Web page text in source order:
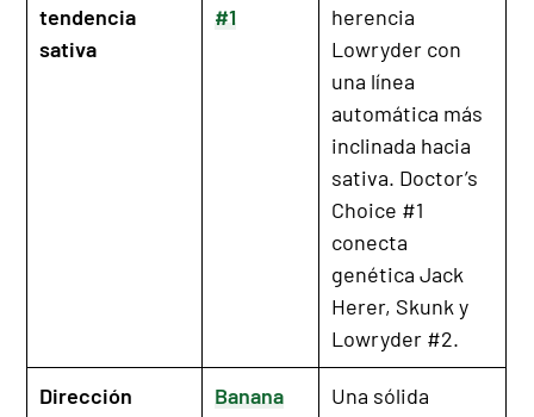
tendencia
sativa
#1
herencia
Lowryder con
una línea
automática más
inclinada hacia
sativa. Doctor’s
Choice #1
conecta
genética Jack
Herer, Skunk y
Lowryder #2.
Dirección
Banana
Una sólida